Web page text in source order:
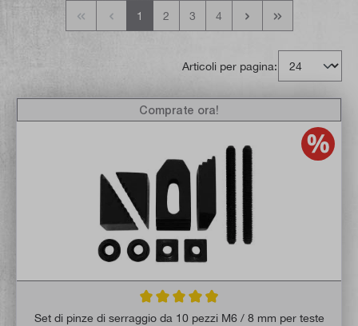
1 2 3 4
Articoli per pagina:
Valutazione media di 4.9 su 5 stelle
Set di pinze di serraggio da 10 pezzi M6 / 8 mm per teste
Comprate ora!